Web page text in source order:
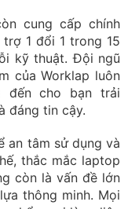
cung cấp chính
trợ 1 đổi 1 trong 15
kỹ thuật. Đội ngũ
của Worklap luôn
đến cho bạn trải
đáng tin cậy.
an tâm sử dụng và
thắc mắc laptop
còn là vấn đề lớn
thông minh. Mọi